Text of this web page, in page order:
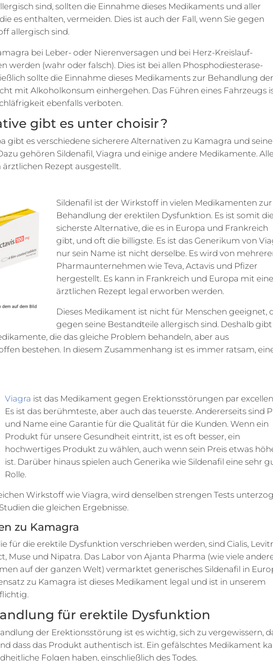
sind, sollten die Einnahme dieses Medikaments und aller
es enthalten, vermeiden. Dies ist auch der Fall, wenn Sie gegen
allergisch sind.
bei Leber- oder Nierenversagen und bei Herz-Kreislauf-
werden (wahr oder falsch). Dies ist bei allen Phosphodiesterase-
sollte die Einnahme dieses Medikaments zur Behandlung der
mit Alkoholkonsum einhergehen. Das Führen eines Fahrzeugs
ebenfalls verboten.
gibt es unter choisir ?
gibt es verschiedene sicherere Alternativen zu Kamagra und
gehören Sildenafil, Viagra und einige andere Medikamente.
Rezept ausgestellt.
Sildenafil ist der Wirkstoff in vielen Medikamenten zur
Behandlung der erektilen Dysfunktion. Es ist somit
sicherste Alternative, die es in Europa und Frankreich
gibt, und oft die billigste. Es ist das Generikum von
nur sein Name ist nicht derselbe. Es wird von
Pharmaunternehmen wie Teva, Actavis und Pfizer
hergestellt. Es kann in Frankreich und Europa mit
ärztlichen Rezept legal erworben werden.
Dieses Medikament ist nicht für Menschen geeignet,
gegen seine Bestandteile allergisch sind. Deshalb gibt
die das gleiche Problem behandeln, aber aus
bestehen. In diesem Zusammenhang ist es immer ratsam,
Viagra ist das Medikament gegen Erektionsstörungen par
Es ist das berühmteste, aber auch das teuerste. Andererseits sind
und Name eine Garantie für die Qualität für die Kunden. Wenn ein
Produkt für unsere Gesundheit eintritt, ist es oft besser, ein
hochwertiges Produkt zu wählen, auch wenn sein Preis etwas
ist. Darüber hinaus spielen auch Generika wie Sildenafil eine sehr
Rolle.
Wirkstoff wie Viagra, wird denselben strengen Tests
die gleichen Ergebnisse.
zu Kamagra
für die erektile Dysfunktion verschrieben werden, sind Cialis,
Muse und Nipatra. Das Labor von Ajanta Pharma (wie viele
auf der ganzen Welt) vermarktet generisches Sildenafil in
zu Kamagra ist dieses Medikament legal und ist in unserem
für erektile Dysfunktion
der Erektionsstörung ist es wichtig, sich zu vergewissern,
dass das Produkt authentisch ist. Ein gefälschtes Medikament
Folgen haben, einschließlich des Todes.